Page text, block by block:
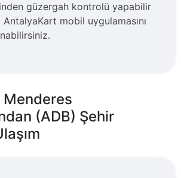
güzergah kontrolü yapabilir
AntalyaKart mobil uygulamasını
Menderes
(ADB) Şehir